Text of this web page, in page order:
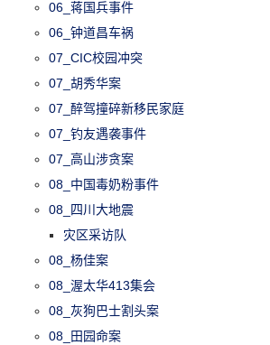
06_蒋国兵事件
06_钟道昌车祸
07_CIC校园冲突
07_胡秀华案
07_醉驾撞碎新移民家庭
07_钓友遇袭事件
07_高山涉贪案
08_中国毒奶粉事件
08_四川大地震
灾区采访队
08_杨佳案
08_渥太华413集会
08_灰狗巴士割头案
08_田园命案